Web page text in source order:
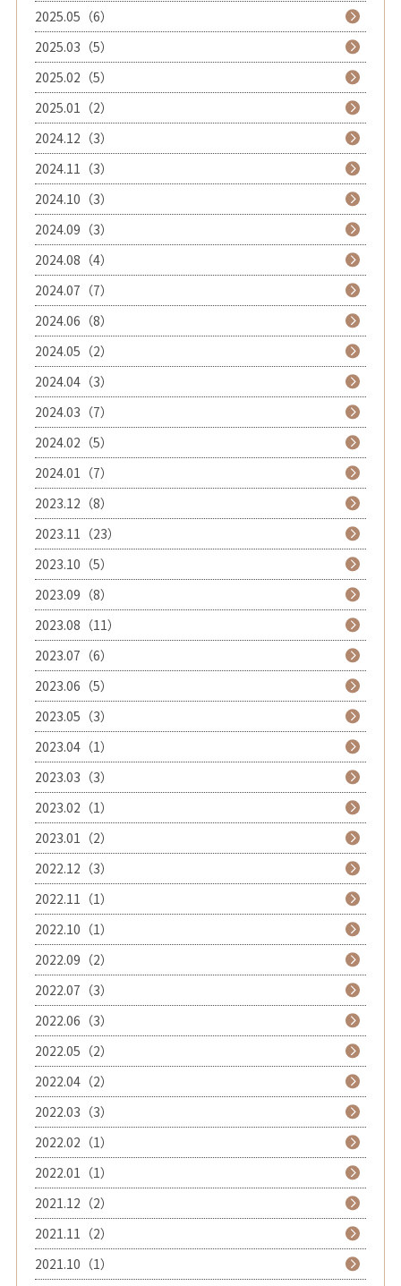
2025.05（6）
2025.03（5）
2025.02（5）
2025.01（2）
2024.12（3）
2024.11（3）
2024.10（3）
2024.09（3）
2024.08（4）
2024.07（7）
2024.06（8）
2024.05（2）
2024.04（3）
2024.03（7）
2024.02（5）
2024.01（7）
2023.12（8）
2023.11（23）
2023.10（5）
2023.09（8）
2023.08（11）
2023.07（6）
2023.06（5）
2023.05（3）
2023.04（1）
2023.03（3）
2023.02（1）
2023.01（2）
2022.12（3）
2022.11（1）
2022.10（1）
2022.09（2）
2022.07（3）
2022.06（3）
2022.05（2）
2022.04（2）
2022.03（3）
2022.02（1）
2022.01（1）
2021.12（2）
2021.11（2）
2021.10（1）